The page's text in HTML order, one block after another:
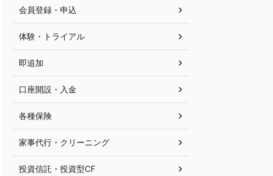
会員登録・申込
体験・トライアル
即追加
口座開設・入金
各種保険
家事代行・クリーニング
投資信託・投資型CF